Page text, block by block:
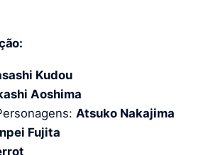
Kudou
Aoshima
Atsuko Nakajima
Fujita